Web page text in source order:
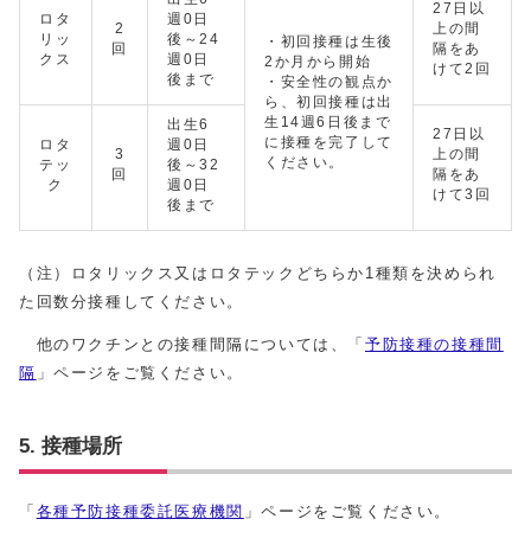
ロタ
リッ
クス
2
回
週0日
後～24
週0日
後まで
・初回接種は生後
2か月から開始
・安全性の観点か
ら、初回接種は出
生14週6日後まで
に接種を完了して
ください。
27日以
上の間
隔をあ
けて2回
ロタ
テッ
ク
3
回
出生6
週0日
後～32
週0日
後まで
27日以
上の間
隔をあ
けて3回
（注）ロタリックス又はロタテックどちらか1種類を決められ
た回数分接種してください。
他のワクチンとの接種間隔については、「 予防接種の接種間
隔 」ページをご覧ください。
5. 接種場所
「 各種予防接種委託医療機関 」ページをご覧ください。